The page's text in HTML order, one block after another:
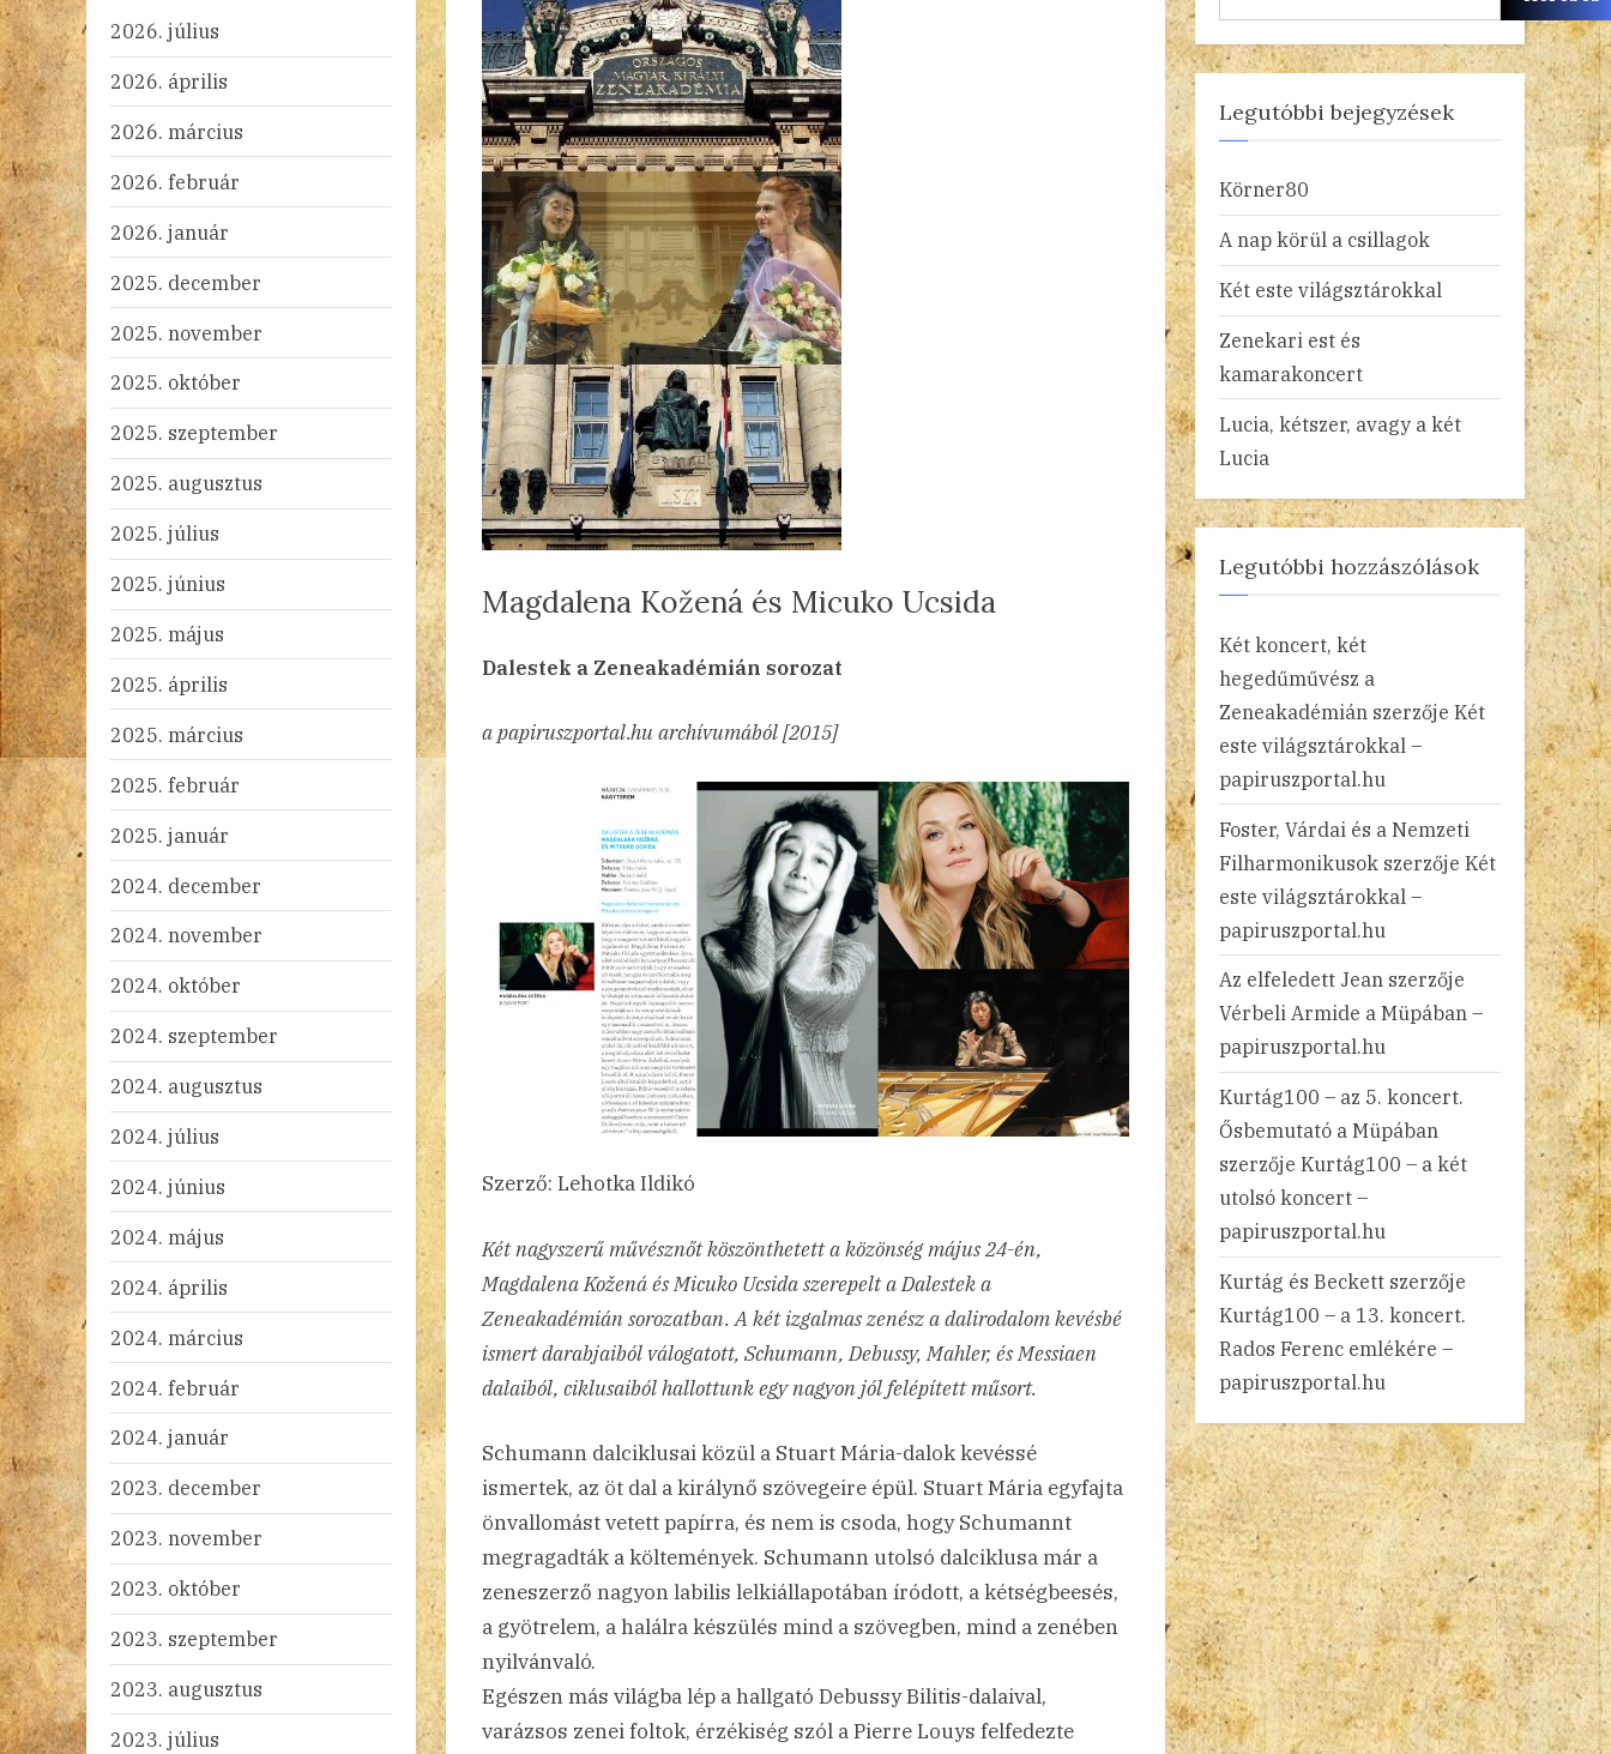
Magdalena Kožená és Micuko Ucsida
Posted
2023.12.10.
By
admin
Nincs hozzászólás
a(z)
és
bejegyzéshez
Dalestek a Zeneakadémián sorozat
a papiruszportal.hu archívumából [2015]
Szerző: Lehotka Ildikó
Két nagyszerű művésznőt köszönthetett a közönség május 24-én,
Magdalena Kožená és Micuko Ucsida szerepelt a Dalestek a
Zeneakadémián sorozatban. A két izgalmas zenész a dalirodalom kevésbé
ismert darabjaiból válogatott, Schumann, Debussy, Mahler, és Messiaen
dalaiból, ciklusaiból hallottunk egy nagyon jól felépített műsort.
Schumann dalciklusai közül a Stuart Mária-dalok kevéssé
ismertek, az öt dal a királynő szövegeire épül. Stuart Mária egyfajta
önvallomást vetett papírra, és nem is csoda, hogy Schumannt
megragadták a költemények. Schumann utolsó dalciklusa már a
zeneszerző nagyon labilis lelkiállapotában íródott, a kétségbeesés,
a gyötrelem, a halálra készülés mind a szövegben, mind a zenében
nyilvánvaló.
Egészen más világba lép a hallgató Debussy Bilitis-dalaival,
varázsos zenei foltok, érzékiség szól a Pierre Louys felfedezte
2026. július
2026. április
2026. március
2026. február
2026. január
2025. december
2025. november
2025. október
2025. szeptember
2025. augusztus
2025. július
2025. június
2025. május
2025. április
2025. március
2025. február
2025. január
2024. december
2024. november
2024. október
2024. szeptember
2024. augusztus
2024. július
2024. június
2024. május
2024. április
2024. március
2024. február
2024. január
2023. december
2023. november
2023. október
2023. szeptember
2023. augusztus
2023. július
Legutóbbi bejegyzések
Körner80
A nap körül a csillagok
Két este világsztárokkal
Zenekari est és
kamarakoncert
Lucia, kétszer, avagy a két
Lucia
Legutóbbi hozzászólások
Két koncert, két
hegedűművész a
Zeneakadémián szerzője Két
este világsztárokkal –
papiruszportal.hu
Foster, Várdai és a Nemzeti
Filharmonikusok szerzője Két
este világsztárokkal –
papiruszportal.hu
Az elfeledett Jean szerzője
Vérbeli Armide a Müpában –
papiruszportal.hu
Kurtág100 – az 5. koncert.
Ősbemutató a Müpában
szerzője Kurtág100 – a két
utolsó koncert –
papiruszportal.hu
Kurtág és Beckett szerzője
Kurtág100 – a 13. koncert.
Rados Ferenc emlékére –
papiruszportal.hu